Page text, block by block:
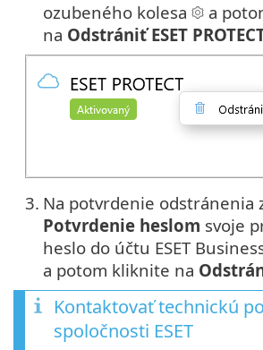
ozubeného kolesa
a
na Odstrániť ESET
3. Na potvrdenie odstránenia
Potvrdenie heslom svoje
heslo do účtu ESET
a potom kliknite na
Kontaktovať technickú
spoločnosti ESET